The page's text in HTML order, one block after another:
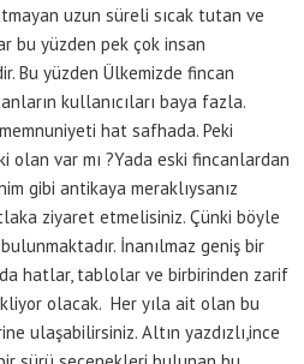
uzun süreli sıcak tutan ve
bu yüzden pek çok insan
Bu yüzden Ülkemizde fincan
kullanıcıları baya fazla.
hat safhada. Peki
olan var mı ?Yada eski fincanlardan
gibi antikaya meraklıysanız
ziyaret etmelisiniz. Çünki böyle
İnanılmaz geniş bir
hatlar, tablolar ve birbirinden zarif
olacak. Her yıla ait olan bu
ulaşabilirsiniz. Altın yazdızlı,ince